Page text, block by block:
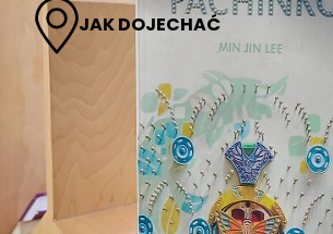
JAK DOJECHAĆ